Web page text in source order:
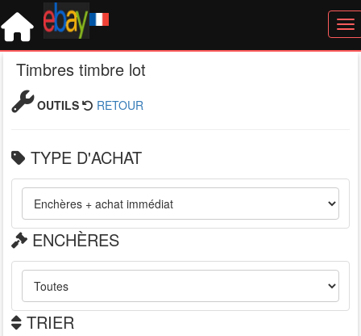
Timbres timbre lot
OUTILS RETOUR
TYPE D'ACHAT
ENCHÈRES
TRIER